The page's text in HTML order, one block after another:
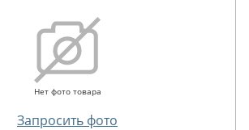
Нет фото товара
Запросить фото